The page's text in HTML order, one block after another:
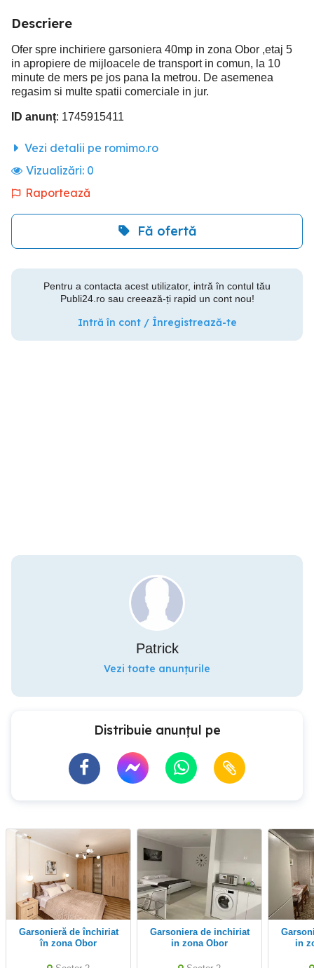
Descriere
Ofer spre inchiriere garsoniera 40mp in zona Obor ,etaj 5
in apropiere de mijloacele de transport in comun, la 10
minute de mers pe jos pana la metrou. De asemenea
regasim si multe spatii comerciale in jur.
ID anunț: 1745915411
Vezi detalii pe romimo.ro
Vizualizări: 0
Raportează
Fă ofertă
Pentru a contacta acest utilizator, intră în contul tău
Publi24.ro sau creează-ți rapid un cont nou!
Intră în cont / Înregistrează-te
Patrick
Vezi toate anunțurile
Distribuie anunțul pe
Garsonieră de închiriat
în zona Obor
Garsoniera de inchiriat
in zona Obor
Garsoniera de inchiriat
in